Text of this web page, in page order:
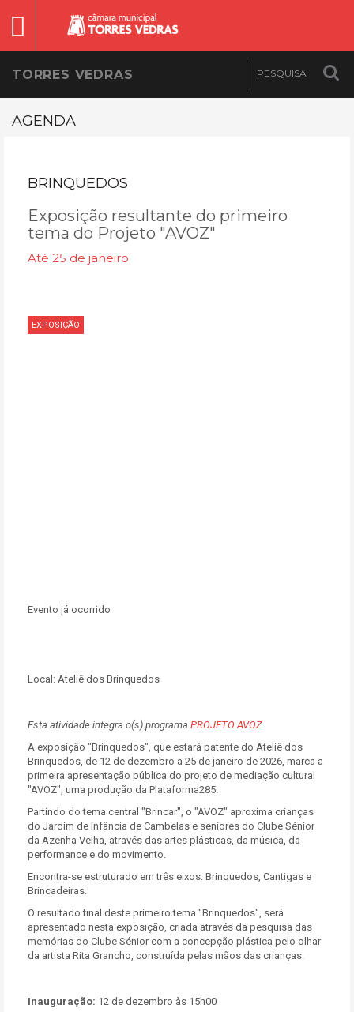
TORRES VEDRAS
AGENDA
BRINQUEDOS
Exposição resultante do primeiro
tema do Projeto "AVOZ"
Até 25 de janeiro
EXPOSIÇÃO
Evento já ocorrido
Local: Ateliê dos Brinquedos
Esta atividade integra o(s) programa PROJETO AVOZ
A exposição "Brinquedos", que estará patente do Ateliê dos
Brinquedos, de 12 de dezembro a 25 de janeiro de 2026, marca a
primeira apresentação pública do projeto de mediação cultural
"AVOZ", uma produção da Plataforma285.
Partindo do tema central "Brincar", o "AVOZ" aproxima crianças
do Jardim de Infância de Cambelas e seniores do Clube Sénior
da Azenha Velha, através das artes plásticas, da música, da
performance e do movimento.
Encontra-se estruturado em três eixos: Brinquedos, Cantigas e
Brincadeiras.
O resultado final deste primeiro tema "Brinquedos", será
apresentado nesta exposição, criada através da pesquisa das
memórias do Clube Sénior com a concepção plástica pelo olhar
da artista Rita Grancho, construída pelas mãos das crianças.
Inauguração: 12 de dezembro às 15h00